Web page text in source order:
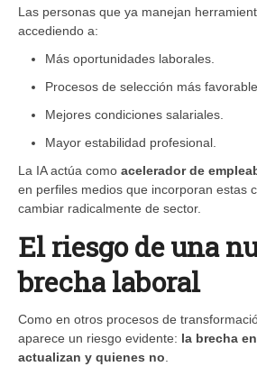
Las personas que ya manejan
accediendo a:
Más oportunidades laborales.
Procesos de selección más
Mejores condiciones salariales.
Mayor estabilidad profesional.
La IA actúa como acelerador de
en perfiles medios que incorporan estas
cambiar radicalmente de sector.
El riesgo de una
brecha laboral
Como en otros procesos de
aparece un riesgo evidente: la brecha
actualizan y quienes no